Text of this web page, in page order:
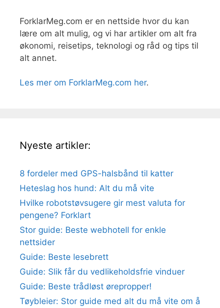
ForklarMeg.com er en nettside hvor du kan
lære om alt mulig, og vi har artikler om alt fra
økonomi, reisetips, teknologi og råd og tips til
alt annet.
Les mer om ForklarMeg.com her.
Nyeste artikler:
8 fordeler med GPS-halsbånd til katter
Heteslag hos hund: Alt du må vite
Hvilke robotstøvsugere gir mest valuta for
pengene? Forklart
Stor guide: Beste webhotell for enkle
nettsider
Guide: Beste lesebrett
Guide: Slik får du vedlikeholdsfrie vinduer
Guide: Beste trådløst ørepropper!
Tøybleier: Stor guide med alt du må vite om å